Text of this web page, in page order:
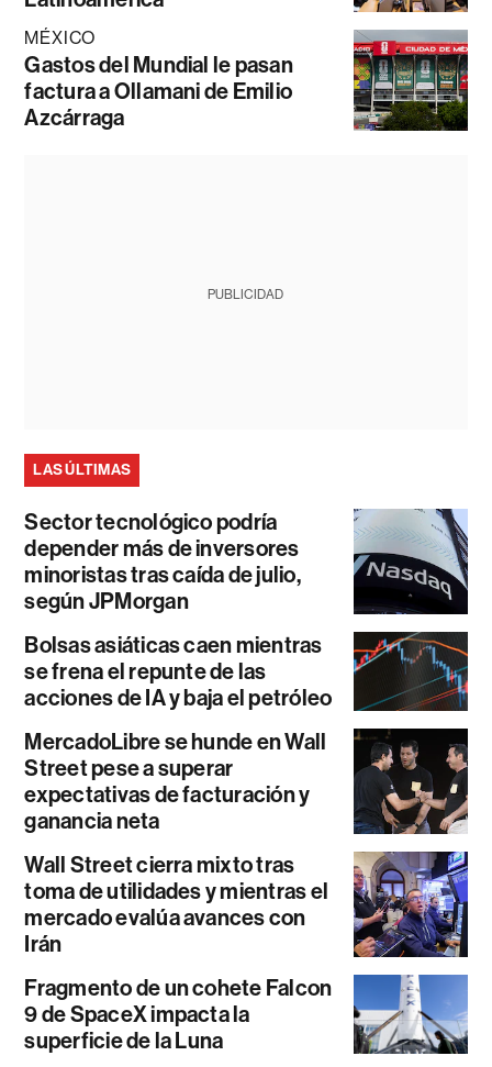
MÉXICO
Gastos del Mundial le pasan
factura a Ollamani de Emilio
Azcárraga
PUBLICIDAD
LAS ÚLTIMAS
Sector tecnológico podría
depender más de inversores
minoristas tras caída de julio,
según JPMorgan
Bolsas asiáticas caen mientras
se frena el repunte de las
acciones de IA y baja el petróleo
MercadoLibre se hunde en Wall
Street pese a superar
expectativas de facturación y
ganancia neta
Wall Street cierra mixto tras
toma de utilidades y mientras el
mercado evalúa avances con
Irán
Fragmento de un cohete Falcon
9 de SpaceX impacta la
superficie de la Luna